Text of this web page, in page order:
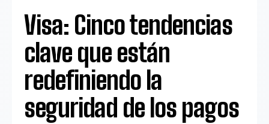
Visa: Cinco tendencias
clave que están
redefiniendo la
seguridad de los pagos